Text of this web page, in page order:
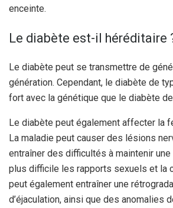
enceinte.
Le diabète est-il héréditaire
Le diabète peut se transmettre de
génération. Cependant, le diabète de
fort avec la génétique que le diabète
Le diabète peut également affecter la
La maladie peut causer des lésions
entraîner des difficultés à maintenir
plus difficile les rapports sexuels et la
peut également entraîner une
d’éjaculation, ainsi que des anomalies